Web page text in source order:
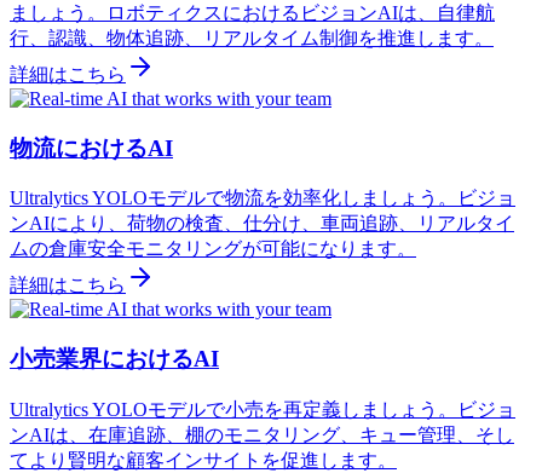
ましょう。ロボティクスにおけるビジョンAIは、自律航
行、認識、物体追跡、リアルタイム制御を推進します。
詳細はこちら
物流におけるAI
Ultralytics YOLOモデルで物流を効率化しましょう。ビジョ
ンAIにより、荷物の検査、仕分け、車両追跡、リアルタイ
ムの倉庫安全モニタリングが可能になります。
詳細はこちら
小売業界におけるAI
Ultralytics YOLOモデルで小売を再定義しましょう。ビジョ
ンAIは、在庫追跡、棚のモニタリング、キュー管理、そし
てより賢明な顧客インサイトを促進します。